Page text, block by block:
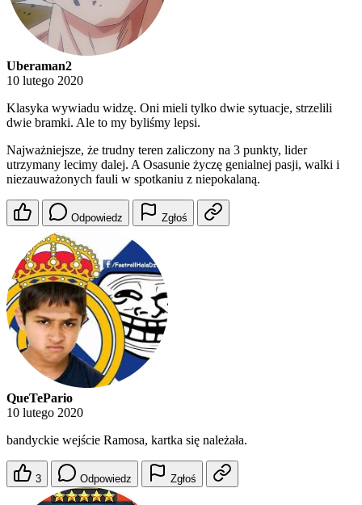
Uberaman2
10 lutego 2020
Klasyka wywiadu widzę. Oni mieli tylko dwie sytuacje, strzelili
dwie bramki. Ale to my byliśmy lepsi.
Najważniejsze, że trudny teren zaliczony na 3 punkty, lider
utrzymany lecimy dalej. A Osasunie życzę genialnej pasji, walki i
niezauważonych fauli w spotkaniu z niepokalaną.
Odpowiedz Zgłoś
QueTePario
10 lutego 2020
bandyckie wejście Ramosa, kartka się należała.
3 Odpowiedz Zgłoś